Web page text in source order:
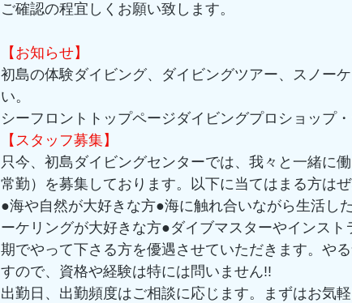
ご確認の程宜しくお願い致します。
【お知らせ】
初島の体験ダイビング、ダイビングツアー、スノー
い。
シーフロントトップページダイビングプロショップ
【スタッフ募集】
只今、初島ダイビングセンターでは、我々と一緒に
常勤）を募集しております。以下に当てはまる方は
●海や自然が大好きな方●海に触れ合いながら生活し
ーケリングが大好きな方●ダイブマスターやインス
期でやって下さる方を優遇させていただきます。や
すので、資格や経験は特には問いません!!
出勤日、出勤頻度はご相談に応じます。まずはお気